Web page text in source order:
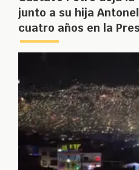
junto a su hija
cuatro años en la